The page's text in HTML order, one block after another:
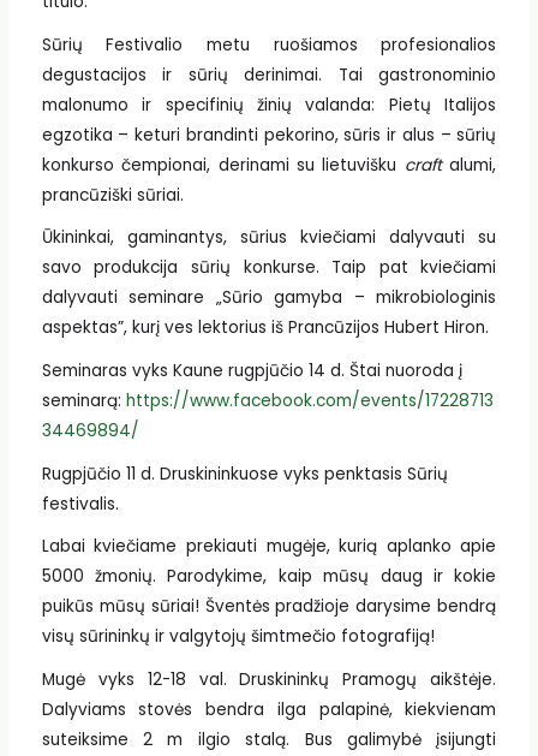
Sūrių Festivalio metu ruošiamos profesionalios
degustacijos ir sūrių derinimai. Tai gastronominio
malonumo ir specifinių žinių valanda: Pietų Italijos
egzotika – keturi brandinti pekorino, sūris ir alus – sūrių
konkurso čempionai, derinami su lietuvišku craftalumi,
prancūziški sūriai.
Ūkininkai, gaminantys, sūrius kviečiami dalyvauti su
savo produkcija sūrių konkurse. Taip pat kviečiami
dalyvauti seminare „Sūrio gamyba – mikrobiologinis
aspektas”, kurį ves lektorius iš Prancūzijos Hubert Hiron.
Seminaras vyks Kaune rugpjūčio 14 d. Štai nuoroda į
seminarą: https://www.facebook.com/events/17228713
34469894/
Rugpjūčio 11 d. Druskininkuose vyks penktasis Sūrių
festivalis.
Labai kviečiame prekiauti mugėje, kurią aplanko apie
5000 žmonių. Parodykime, kaip mūsų daug ir kokie
puikūs mūsų sūriai! Šventės pradžioje darysime bendrą
visų sūrininkų ir valgytojų šimtmečio fotografiją!
Mugė vyks 12-18 val. Druskininkų Pramogų aikštėje.
Dalyviams stovės bendra ilga palapinė, kiekvienam
suteiksime 2 m ilgio stalą. Bus galimybė įsijungti